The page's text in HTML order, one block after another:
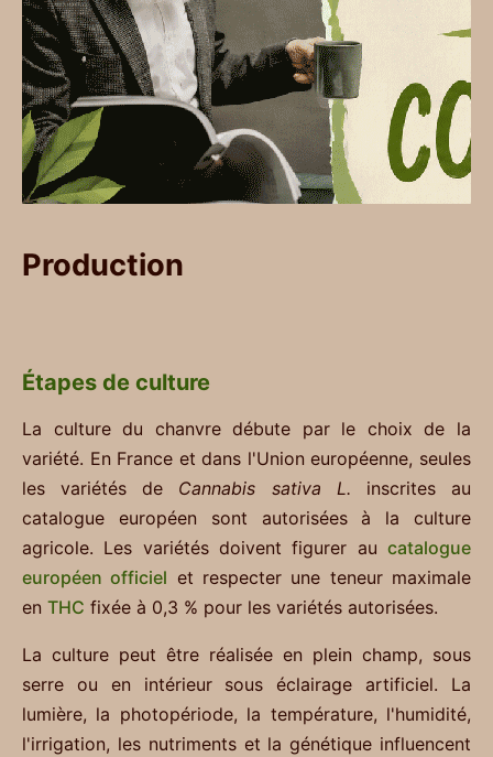
Production
Étapes de culture
La culture du chanvre débute par le choix de la
variété. En France et dans l'Union européenne, seules
les variétés de Cannabis sativa L. inscrites au
catalogue européen sont autorisées à la culture
agricole. Les variétés doivent figurer au catalogue
européen officiel et respecter une teneur maximale
en THC fixée à 0,3 % pour les variétés autorisées.
La culture peut être réalisée en plein champ, sous
serre ou en intérieur sous éclairage artificiel. La
lumière, la photopériode, la température, l'humidité,
l'irrigation, les nutriments et la génétique influencent